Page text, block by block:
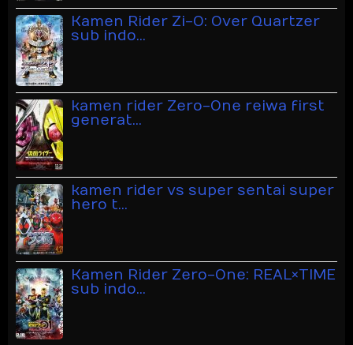
Kamen Rider Zi-O: Over Quartzer
sub indo…
kamen rider Zero-One reiwa first
generat…
kamen rider vs super sentai super
hero t…
Kamen Rider Zero-One: REAL×TIME
sub indo…